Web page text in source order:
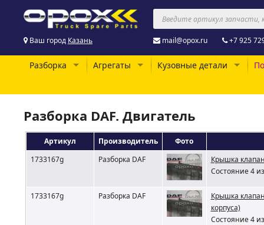
Ваш город Казань mail@opox.ru +7 925
Разборка Агрегаты Кузовные детали
Разборка DAF. Двигатель
Артикул Производитель
Фото
1733167g
Разборка DAF
Крышка
Состояние 4
1733167g Разборка DAF
Крышка
корпуса)
Состояние 4